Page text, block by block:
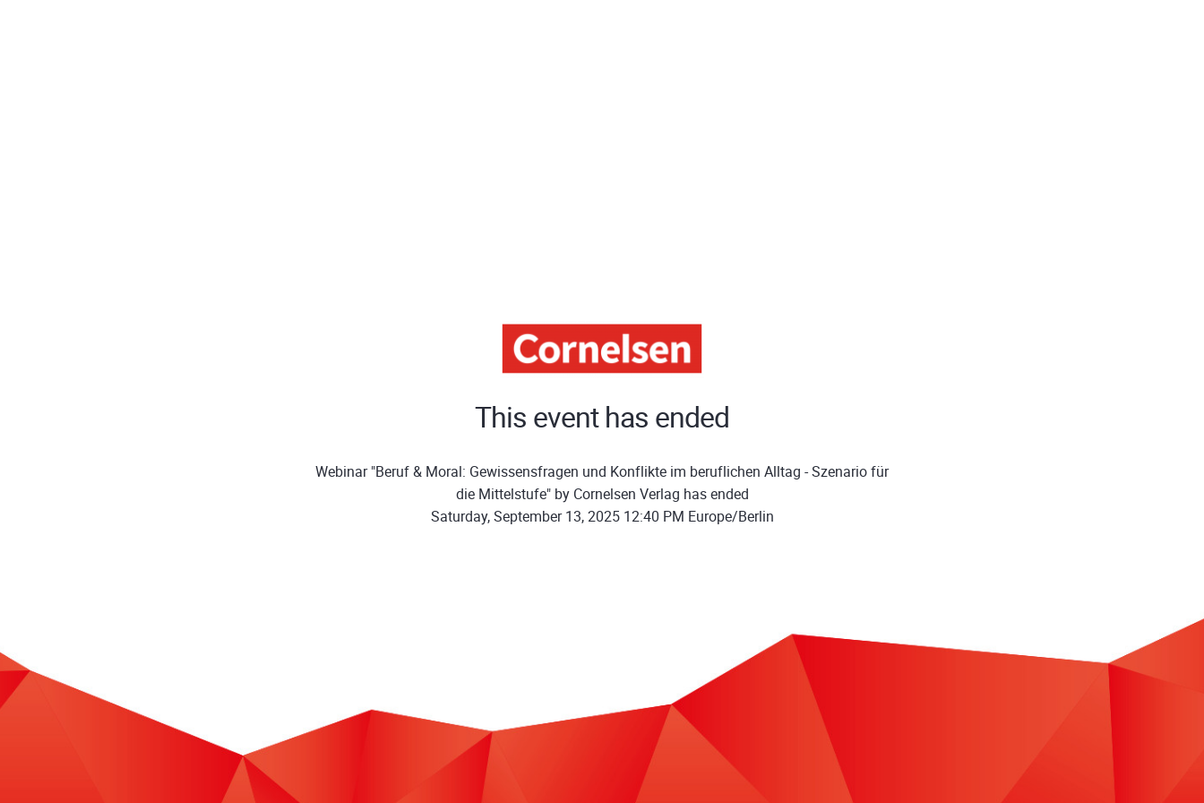
This event has ended
Webinar "Beruf & Moral: Gewissensfragen und Konflikte im beruflichen Alltag - Szenario für
die Mittelstufe" by Cornelsen Verlag has ended
Saturday, September 13, 2025 12:40 PM Europe/Berlin